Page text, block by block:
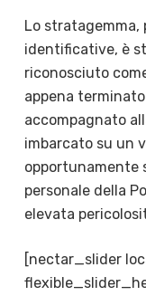
Lo stratagemma,
identificative, è
riconosciuto
appena
accompagnato
imbarcato su un
opportunamente
personale della
elevata
[nectar_slider